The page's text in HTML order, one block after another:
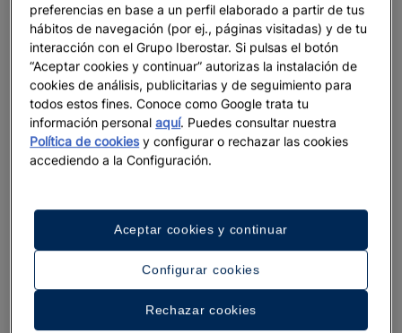
Un paseo por el hotel
preferencias en base a un perfil elaborado a partir de tus
hábitos de navegación (por ej., páginas visitadas) y de tu
interacción con el Grupo Iberostar. Si pulsas el botón
“Aceptar cookies y continuar” autorizas la instalación de
cookies de análisis, publicitarias y de seguimiento para
todos estos fines. Conoce como Google trata tu
información personalaquí. Puedes consultar nuestra
Política de cookiesy configurar o rechazar las cookies
accediendo a la Configuración.
Configurar cookies
Rechazar cookies
Aceptar cookies y continuar